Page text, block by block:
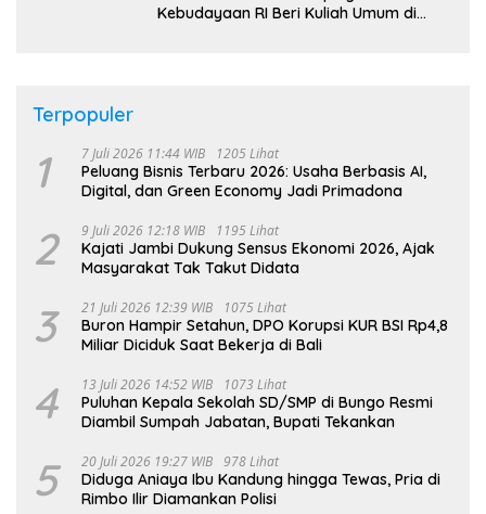
Kebudayaan RI Beri Kuliah Umum di
Terpopuler
1 7 Juli 2026 11:44 WIB 1205 Lihat
Peluang Bisnis Terbaru 2026: Usaha Berbasis AI,
Digital, dan Green Economy Jadi Primadona
2 9 Juli 2026 12:18 WIB 1195 Lihat
Kajati Jambi Dukung Sensus Ekonomi 2026, Ajak
Masyarakat Tak Takut Didata
3 21 Juli 2026 12:39 WIB 1075 Lihat
Buron Hampir Setahun, DPO Korupsi KUR BSI Rp4,8
Miliar Diciduk Saat Bekerja di Bali
4 13 Juli 2026 14:52 WIB 1073 Lihat
Puluhan Kepala Sekolah SD/SMP di Bungo Resmi
Diambil Sumpah Jabatan, Bupati Tekankan
5 20 Juli 2026 19:27 WIB 978 Lihat
Diduga Aniaya Ibu Kandung hingga Tewas, Pria di
Rimbo Ilir Diamankan Polisi